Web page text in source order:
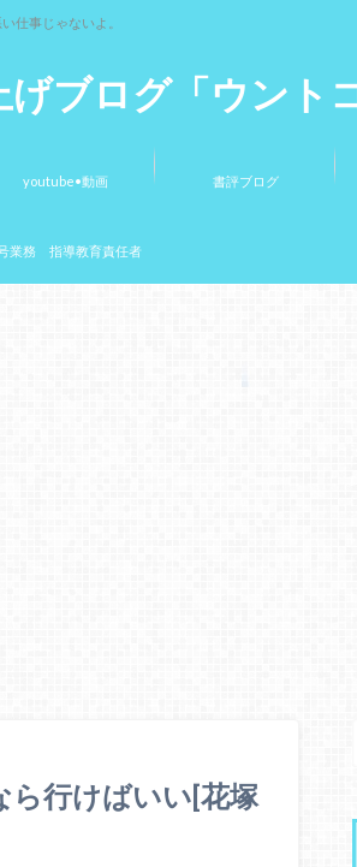
ブログ「ウント
仕事じゃないよ。
youtube•動画 書評ブログ
業務 指導教育責任者
行けばいい[花塚